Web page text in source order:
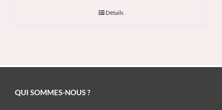
Détails
QUI SOMMES-NOUS ?